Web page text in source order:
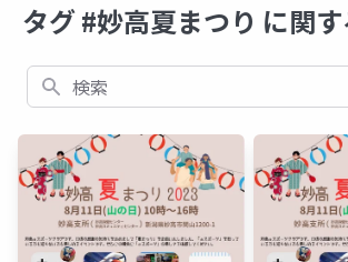
タグ #妙高夏まつり に関
検索